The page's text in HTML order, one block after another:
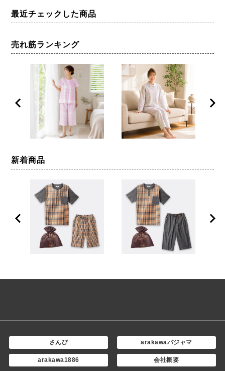
男性 プルオーバー
最近チェックした商品
売れ筋ランキング
新着商品
さんび arakawaパジャマ
arakawa1886 会社概要